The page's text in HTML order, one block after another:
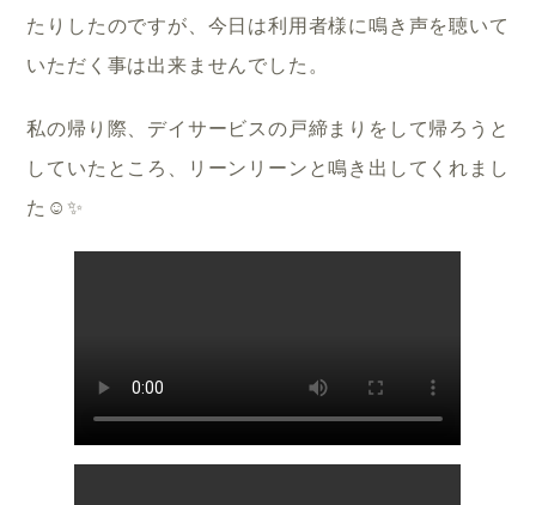
たりしたのですが、今日は利用者様に鳴き声を聴いて
いただく事は出来ませんでした。
私の帰り際、デイサービスの戸締まりをして帰ろうと
していたところ、リーンリーンと鳴き出してくれまし
た☺️✨️